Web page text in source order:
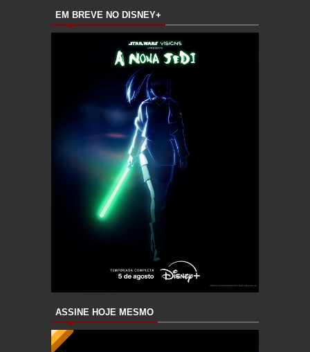
EM BREVE NO DISNEY+
ASSINE HOJE MESMO